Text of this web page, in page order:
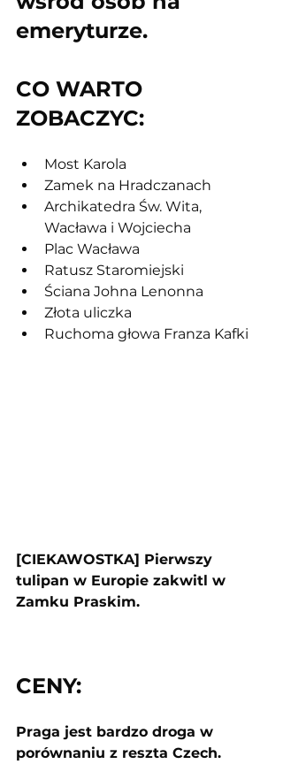
emeryturze.
CO WARTO
ZOBACZYC:
Most Karola
Zamek na Hradczanach
Archikatedra Św. Wita,
Wacława i Wojciecha
Plac Wacława
Ratusz Staromiejski
Ściana Johna Lenonna
Złota uliczka
Ruchoma głowa Franza Kafki
[CIEKAWOSTKA] Pierwszy
tulipan w Europie zakwitl w
Zamku Praskim.
CENY:
Praga jest bardzo droga w
porównaniu z reszta Czech.